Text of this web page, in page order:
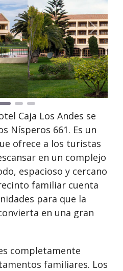
Caja Los Andes se
Nísperos 661. Es un
ofrece a los turistas
en un complejo
espacioso y cercano
familiar cuenta
para que la
en una gran
completamente
familiares. Los